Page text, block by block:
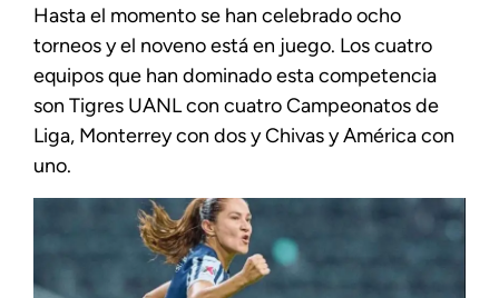
Hasta el momento se han celebrado ocho
torneos y el noveno está en juego. Los cuatro
equipos que han dominado esta competencia
son Tigres UANL con cuatro Campeonatos de
Liga, Monterrey con dos y Chivas y América con
uno.